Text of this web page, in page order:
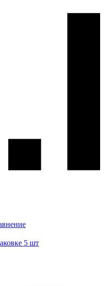
5 шт